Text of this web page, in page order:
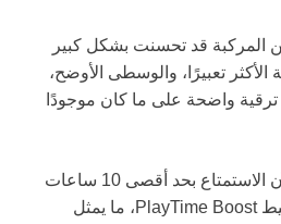
قد تحسنت بشكل كبير
الأكثر تعبيرًا، والوسطى الأوضح،
والبيز الأنظف، يقدم Go 5 ترقية واضحة على ما كان موجودًا
علاوة على ذلك، يمكنك الآن الاستمتاع بحد أقصى 10 ساعات
من وقت التشغيل مع تنشيط PlayTime Boost، ما يمثل